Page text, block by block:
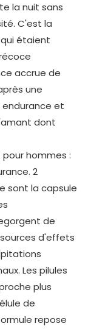
la nuit sans
C'est la
étaient
accrue de
une
endurance et
dont
sont la capsule
de
d'effets
Les pilules
plus
de
repose